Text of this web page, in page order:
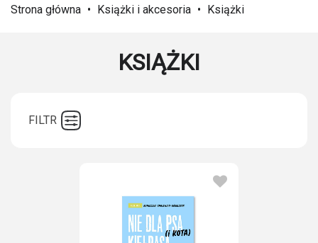
Strona główna • Książki i akcesoria • Książki
KSIĄŻKI
FILTR